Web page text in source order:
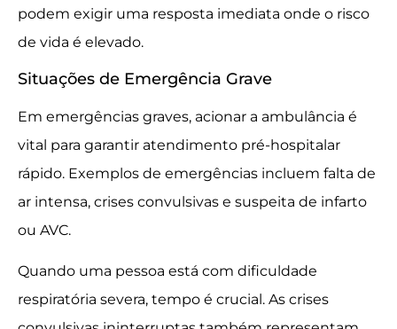
podem exigir uma resposta imediata onde o risco
de vida é elevado.
Situações de Emergência Grave
Em emergências graves, acionar a ambulância é
vital para garantir atendimento pré-hospitalar
rápido. Exemplos de emergências incluem falta de
ar intensa, crises convulsivas e suspeita de infarto
ou AVC.
Quando uma pessoa está com dificuldade
respiratória severa, tempo é crucial. As crises